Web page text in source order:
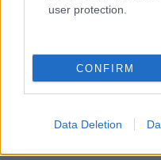
user protection.
CONFIRM
Data Deletion
MSI